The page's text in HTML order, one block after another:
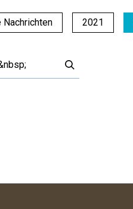
Nachrichten 2021